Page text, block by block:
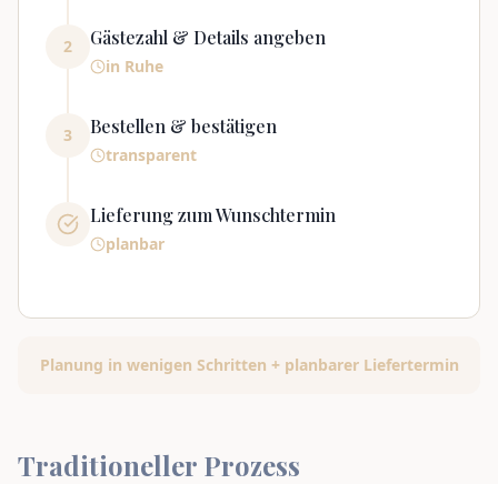
2 Gästezahl & Details angeben
in Ruhe
3 Bestellen & bestätigen
transparent
Lieferung zum Wunschtermin
planbar
Planung in wenigen Schritten + planbarer Liefertermin
Traditioneller Prozess